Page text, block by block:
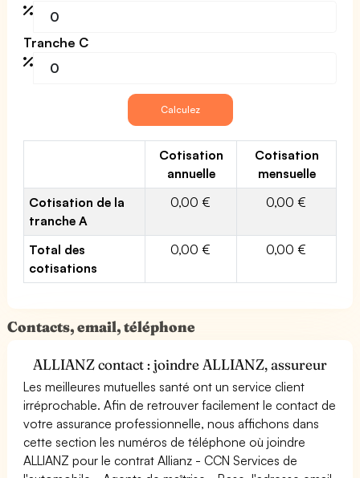
Tranche C
Cotisation
annuelle
Cotisation
mensuelle
Cotisation de la
tranche A
0,00 € 0,00 €
Total des
cotisations
0,00 € 0,00 €
Contacts, email, téléphone
ALLIANZ contact : joindre ALLIANZ, assureur
Les meilleures mutuelles santé ont un service client
irréprochable. Afin de retrouver facilement le contact de
votre assurance professionnelle, nous affichons dans
cette section les numéros de téléphone où joindre
ALLIANZ pour le contrat Allianz - CCN Services de